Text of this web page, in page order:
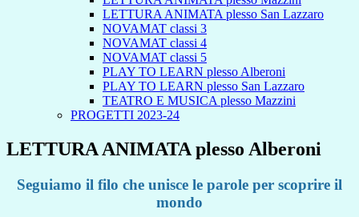
LETTURA ANIMATA plesso San Lazzaro
NOVAMAT classi 3
NOVAMAT classi 4
NOVAMAT classi 5
PLAY TO LEARN plesso Alberoni
PLAY TO LEARN plesso San Lazzaro
TEATRO E MUSICA plesso Mazzini
PROGETTI 2023-24
LETTURA ANIMATA plesso Alberoni
Seguiamo il filo che unisce le parole per scoprire il
mondo